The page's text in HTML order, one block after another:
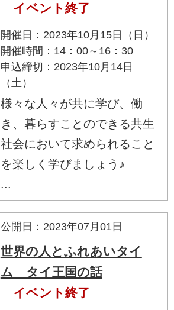
イベント終了
開催日：2023年10月15日（日）
開催時間：14：00～16：30
申込締切：2023年10月14日
（土）
様々な人々が共に学び、働
き、暮らすことのできる共生
社会において求められること
を楽しく学びましょう♪
...
公開日：2023年07月01日
世界の人とふれあいタイ
ム タイ王国の話
イベント終了